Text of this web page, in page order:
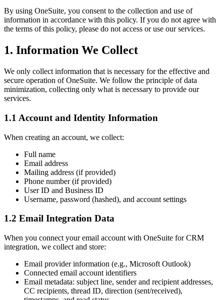
By using OneSuite, you consent to the collection and use of
information in accordance with this policy. If you do not agree with
the terms of this policy, please do not access or use our services.
1. Information We Collect
We only collect information that is necessary for the effective and
secure operation of OneSuite. We follow the principle of data
minimization, collecting only what is necessary to provide our
services.
1.1 Account and Identity Information
When creating an account, we collect:
Full name
Email address
Mailing address (if provided)
Phone number (if provided)
User ID and Business ID
Username, password (hashed), and account settings
1.2 Email Integration Data
When you connect your email account with OneSuite for CRM
integration, we collect and store:
Email provider information (e.g., Microsoft Outlook)
Connected email account identifiers
Email metadata: subject line, sender and recipient addresses,
CC recipients, thread ID, direction (sent/received),